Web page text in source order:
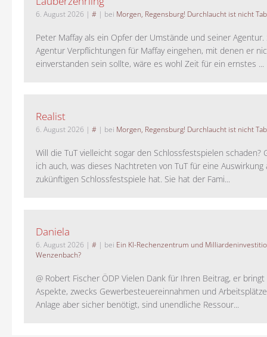
6. August 2026 | # | bei Morgen, Regensburg! Durchlaucht ist nicht
Peter Maffay als ein Opfer der Umstände und seiner Agentur.
Agentur Verpflichtungen für Maffay eingehen, mit denen er
einverstanden sein sollte, wäre es wohl Zeit für ein ernstes ...
Realist
6. August 2026 | # | bei Morgen, Regensburg! Durchlaucht ist nicht
Will die TuT vielleicht sogar den Schlossfestspielen schaden?
ich auch, was dieses Nachtreten von TuT für eine Auswirkung
zukünftigen Schlossfestspiele hat. Sie hat der Fami...
Daniela
6. August 2026 | # | bei Ein KI-Rechenzentrum und
Wenzenbach?
@ Robert Fischer ÖDP Vielen Dank für Ihren Beitrag, er
Aspekte, zwecks Gewerbesteuereinnahmen und
Anlage aber sicher benötigt, sind unendliche Ressour...